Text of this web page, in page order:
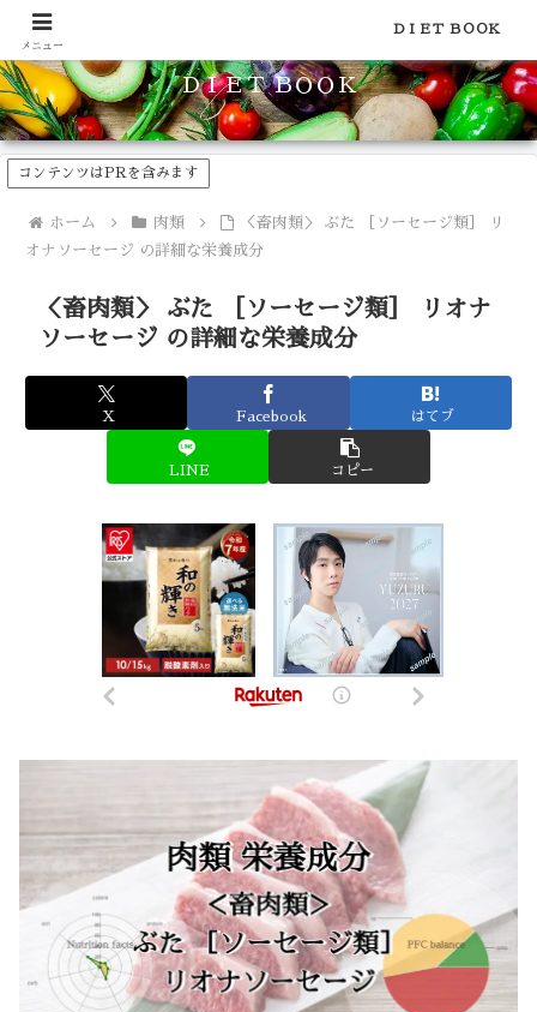
食品のカロリーや糖質などの栄養素がわかる！健康やダイエットに
ＤＩＥＴ ＢＯＯＫ
コンテンツはPRを含みます
ホーム 肉類
＜畜肉類＞ ぶた ［ソーセージ類］ リ
オナソーセージ の詳細な栄養成分
＜畜肉類＞ ぶた ［ソーセージ類］ リオナ
ソーセージ の詳細な栄養成分
X Facebook はてブ
LINE コピー
メニュー
ＤＩＥＴ ＢＯＯＫ